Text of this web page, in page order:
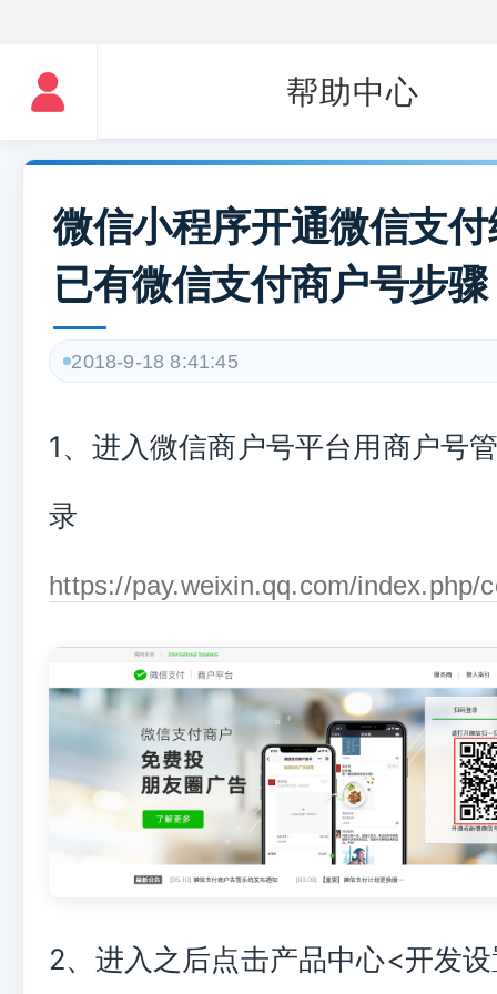
帮助中心
微信小程序开通微信支
已有微信支付商户号步骤
2018-9-18 8:41:45
1、进入微信商户号平台用商户号
录
https://pay.weixin.qq.com/index.php/
2、进入之后点击产品中心<开发